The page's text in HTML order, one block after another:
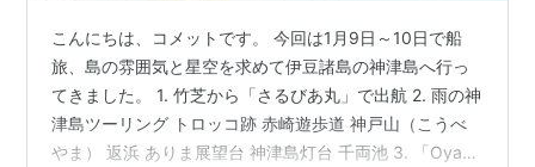
こんにちは、コメットです。 今回は1月9日～10日で船
旅、島の雰囲気と星空を求めて伊豆諸島の神津島へ行っ
てきました。 1. 竹芝から「さるびあ丸」で出航 2. 雨の神
津島ツーリング トロッコ跡 赤崎遊歩道 神戸山（こうべ
やま） 返浜 ありま展望台 神津島灯台 千両池 3. 「Oyado